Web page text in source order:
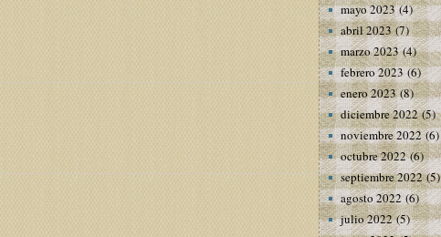
mayo 2023(4)
abril 2023(7)
marzo 2023(4)
febrero 2023(6)
enero 2023(8)
diciembre 2022(5)
noviembre 2022(6)
octubre 2022(6)
septiembre 2022(5)
agosto 2022 (6)
julio 2022(5)